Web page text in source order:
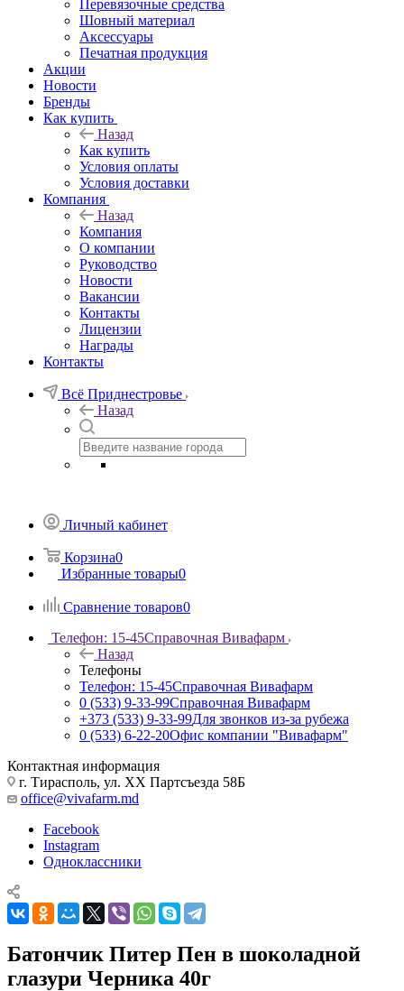
Перевязочные средства
Шовный материал
Аксессуары
Печатная продукция
Акции
Новости
Бренды
Как купить
Назад
Как купить
Условия оплаты
Условия доставки
Компания
Назад
Компания
О компании
Руководство
Новости
Вакансии
Контакты
Лицензии
Награды
Контакты
Всё Приднестровье
Назад
Личный кабинет
Корзина0
Избранные товары0
Сравнение товаров0
Телефон: 15-45Справочная Вивафарм
Назад
Телефоны
Телефон: 15-45Справочная Вивафарм
0 (533) 9-33-99Справочная Вивафарм
+373 (533) 9-33-99Для звонков из-за рубежа
0 (533) 6-22-20Офис компании "Вивафарм"
Контактная информация
г. Тирасполь, ул. ХХ Партсъезда 58Б
office@vivafarm.md
Facebook
Instagram
Одноклассники
Батончик Питер Пен в шоколадной
глазури Черника 40г